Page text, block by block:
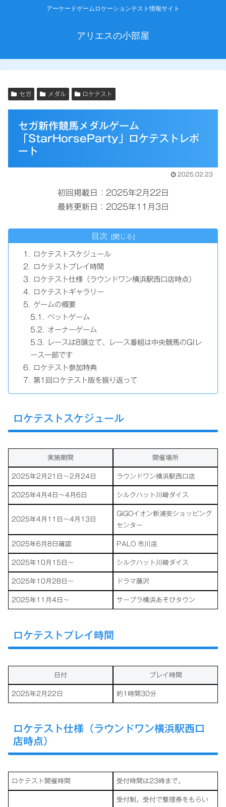
アーケードゲームロケーションテスト情報サイト
アリエスの小部屋
セガ メダル ロケテスト
セガ新作競馬メダルゲーム
「StarHorseParty」ロケテストレポ
ート
2025.02.23
初回掲載日：2025年2月22日
最終更新日：2025年11月3日
目次
ロケテストスケジュール
ロケテストプレイ時間
ロケテスト仕様（ラウンドワン横浜駅西口店時点）
ロケテストギャラリー
ゲームの概要
ベットゲーム
オーナーゲーム
レースは8頭立て、レース番組は中央競馬のGIレ
ース一部です
ロケテスト参加特典
第1回ロケテスト版を振り返って
ロケテストスケジュール
実施期間 開催場所
2025年2月21日～2月24日 ラウンドワン横浜駅西口店
2025年4月4日～4月6日 シルクハット川崎ダイス
2025年4月11日～4月13日
GiGOイオン新浦安ショッピング
センター
2025年6月8日確認 PALO 市川店
2025年10月15日～ シルクハット川崎ダイス
2025年10月28日～ ドラマ藤沢
2025年11月4日～ サープラ横浜あそびタウン
ロケテストプレイ時間
日付 プレイ時間
2025年2月22日 約1時間30分
ロケテスト仕様（ラウンドワン横浜駅西口
店時点）
ロケテスト開催時間 受付時間は23時まで。
受付制。受付で整理券をもらい